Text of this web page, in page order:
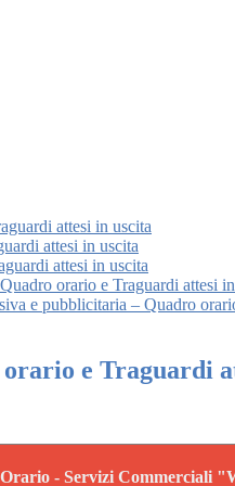
attesi in uscita
attesi in uscita
attesi in uscita
orario e Traguardi attesi
e pubblicitaria – Quadro
e Traguardi
- Servizi Commerciali